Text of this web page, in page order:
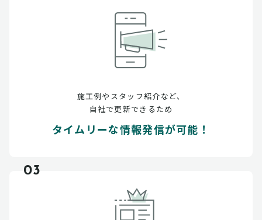
施工例やスタッフ紹介など、
自社で更新できるため
タイムリーな情報発信が可能！
03